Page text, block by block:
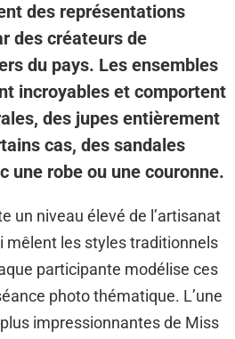
des représentations
des créateurs de
du pays. Les ensembles
incroyables et comportent
des jupes entièrement
cas, des sandales
une robe ou une couronne.
un niveau élevé de l’artisanat
mêlent les styles traditionnels
participante modélise ces
photo thématique. L’une
impressionnantes de Miss